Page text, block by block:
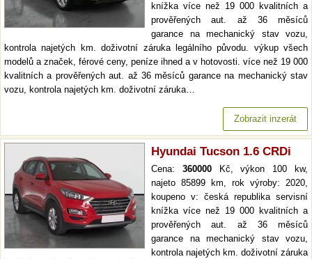
knížka více než 19 000 kvalitních a
prověřených aut. až 36 měsíců
garance na mechanický stav vozu,
kontrola najetých km. doživotní záruka legálního původu. výkup všech
modelů a značek, férové ceny, peníze ihned a v hotovosti. více než 19 000
kvalitních a prověřených aut. až 36 měsíců garance na mechanický stav
vozu, kontrola najetých km. doživotní záruka…
Zobrazit inzerát
Hyundai Tucson 1.6 CRDi
Cena: 360000Kč, výkon 100 kw,
najeto 85899 km, rok výroby: 2020,
koupeno v: česká republika servisní
knížka více než 19 000 kvalitních a
prověřených aut. až 36 měsíců
garance na mechanický stav vozu,
kontrola najetých km. doživotní záruka